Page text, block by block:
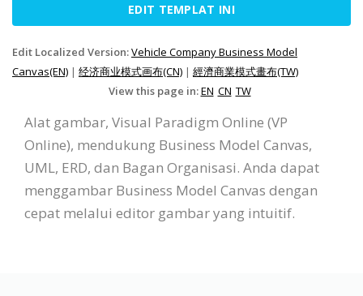
EDIT TEMPLAT INI
Edit Localized Version:Vehicle Company Business Model
Canvas(EN) | 经济商业模式画布(CN) | 經濟商業模式畫布(TW)
View this page in:EN CN TW
Alat gambar, Visual Paradigm Online (VP
Online), mendukung Business Model Canvas,
UML, ERD, dan Bagan Organisasi. Anda dapat
menggambar Business Model Canvas dengan
cepat melalui editor gambar yang intuitif.